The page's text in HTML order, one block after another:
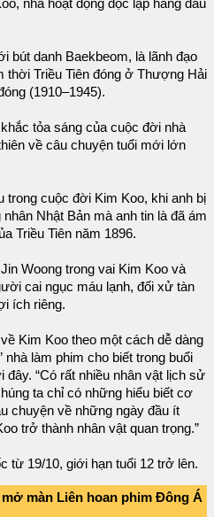
nhà hoạt động độc lập hàng đầu
bút danh Baekbeom, là lãnh đạo
thời Triều Tiên đóng ở Thượng Hải
(1910–1945).
tỏa sáng của cuộc đời nhà
về câu chuyện tuổi mới lớn
trong cuộc đời Kim Koo, khi anh bị
Nhật Bản mà anh tin là đã ám
Triều Tiên năm 1896.
Woong trong vai Kim Koo và
cai ngục máu lạnh, đối xử tàn
ích riêng.
Kim Koo theo một cách dễ dàng
làm phim cho biết trong buổi
“Có rất nhiều nhân vật lịch sử
ta chỉ có những hiểu biết cơ
chuyện về những ngày đầu ít
trở thành nhân vật quan trọng.”
từ 19/10, giới hạn tuổi 12 trở lên.
màn Liên hoan phim Đông Á